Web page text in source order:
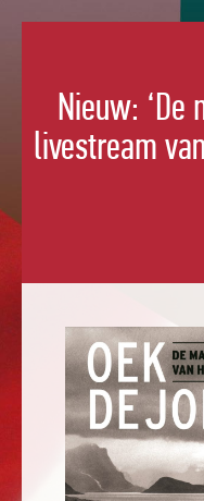
Nieuw: ‘De
livestream